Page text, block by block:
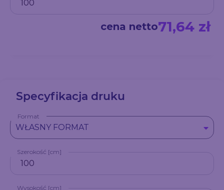
sztuk w dwóch różnych wzorach (np. 50 sztuk
złożyć dwa oddzielne zamówienia – każde po
cena netto71,64 zł
Specyfikacja druku
Format
WŁASNY FORMAT
Szerokość [cm]
Wysokość [cm]